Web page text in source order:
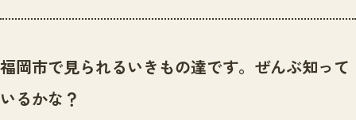
センター紹介
センター紹介TOP
サイトポリシー
ニュース
いきものガイド
福岡市で見られるいきもの達です。ぜんぶ知って
いるかな？